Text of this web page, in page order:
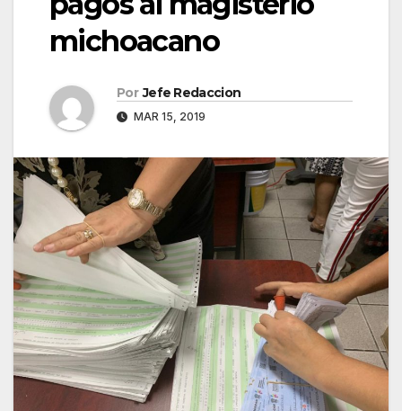
michoacano
Por Jefe Redaccion
MAR 15, 2019